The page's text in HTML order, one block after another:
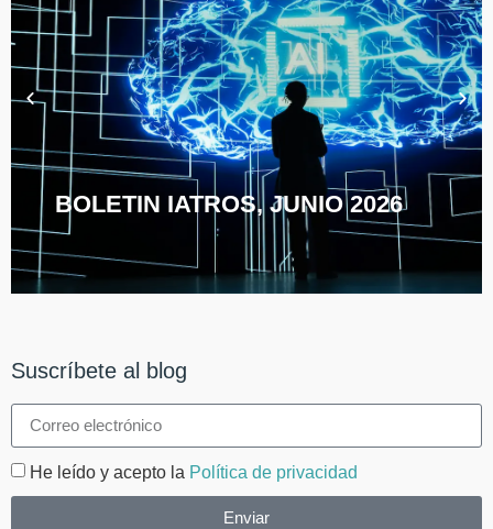
BOLETIN IATROS, JUNIO 2026
Suscríbete al blog
He leído y acepto la Política de privacidad
Enviar